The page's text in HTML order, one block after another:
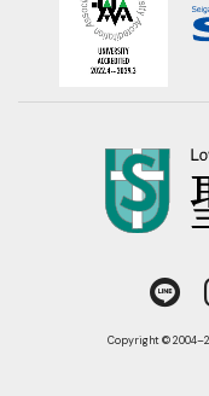
Copyright ©